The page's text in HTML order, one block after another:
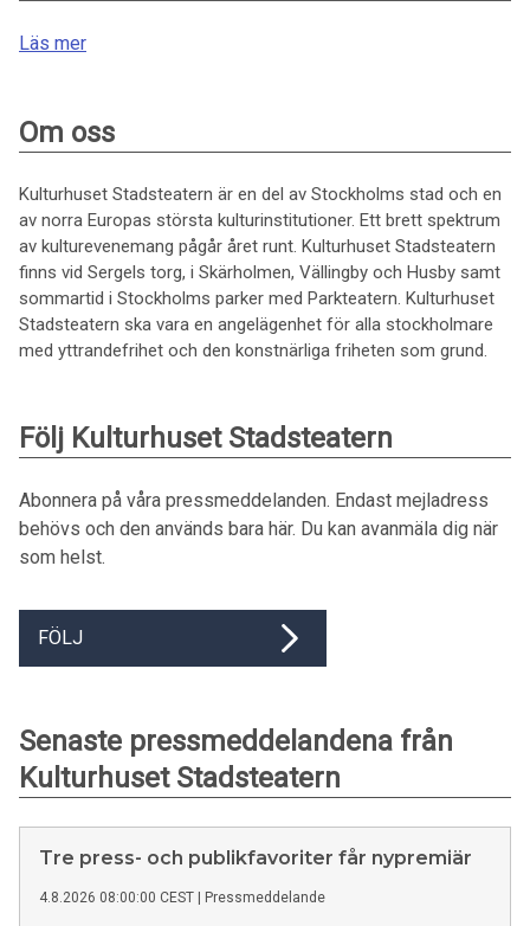
Läs mer
Om oss
Kulturhuset Stadsteatern är en del av Stockholms stad och en
av norra Europas största kulturinstitutioner. Ett brett spektrum
av kulturevenemang pågår året runt. Kulturhuset Stadsteatern
finns vid Sergels torg, i Skärholmen, Vällingby och Husby samt
sommartid i Stockholms parker med Parkteatern. Kulturhuset
Stadsteatern ska vara en angelägenhet för alla stockholmare
med yttrandefrihet och den konstnärliga friheten som grund.
Följ Kulturhuset Stadsteatern
Abonnera på våra pressmeddelanden. Endast mejladress
behövs och den används bara här. Du kan avanmäla dig när
som helst.
FÖLJ
Senaste pressmeddelandena från
Kulturhuset Stadsteatern
Tre press- och publikfavoriter får nypremiär
4.8.2026 08:00:00 CEST Pressmeddelande